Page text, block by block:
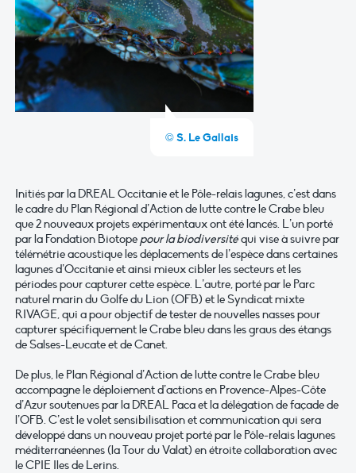
© S. Le Gallais
Initiés par la DREAL Occitanie et le Pôle-relais lagunes, c’est dans
le cadre du Plan Régional d’Action de lutte contre le Crabe bleu
que 2 nouveaux projets expérimentaux ont été lancés. L’un porté
par la Fondation Biotopepour la biodiversitéqui vise à suivre par
télémétrie acoustique les déplacements de l’espèce dans certaines
lagunes d’Occitanie et ainsi mieux cibler les secteurs et les
périodes pour capturer cette espèce. L’autre, porté par le Parc
naturel marin du Golfe du Lion (OFB) et le Syndicat mixte
RIVAGE, qui a pour objectif de tester de nouvelles nasses pour
capturer spécifiquement le Crabe bleu dans les graus des étangs
de Salses-Leucate et de Canet.
De plus, le Plan Régional d’Action de lutte contre le Crabe bleu
accompagne le déploiement d’actions en Provence-Alpes-Côte
d’Azur soutenues par la DREAL Paca et la délégation de façade de
l’OFB. C’est le volet sensibilisation et communication qui sera
développé dans un nouveau projet porté par le Pôle-relais lagunes
méditerranéennes (la Tour du Valat) en étroite collaboration avec
le CPIE Iles de Lerins.